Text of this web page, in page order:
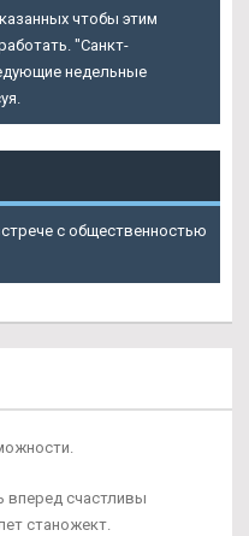
чтобы этим
"Санкт-
недельные
с общественностью
вперед счастливы
станожект.